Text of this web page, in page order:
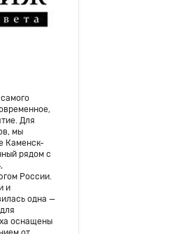
Для
мы
Каменск-
рядом с
России.
и
одна —
оснащены